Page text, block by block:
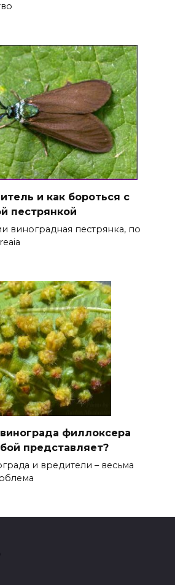
и как бороться с
пестрянкой
виноградная пестрянка, по
филлоксера
представляет?
и вредители – весьма